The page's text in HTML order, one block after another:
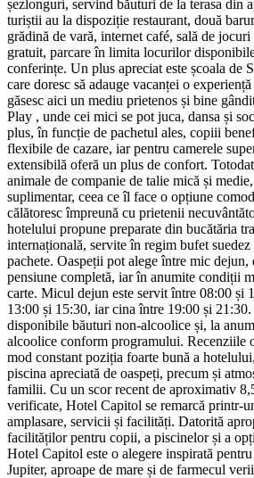
șezlonguri, servind băuturi de la terasa din
turiștii au la dispoziție restaurant, două
grădină de vară, internet café, sală de
gratuit, parcare în limita locurilor
conferințe. Un plus apreciat este școala de
care doresc să adauge vacanței o
găsesc aici un mediu prietenos și bine
Play , unde cei mici se pot juca, dansa și
plus, în funcție de pachetul ales, copiii
flexibile de cazare, iar pentru camerele
extensibilă oferă un plus de confort.
animale de companie de talie mică și
suplimentar, ceea ce îl face o opțiune
călătoresc împreună cu prietenii
hotelului propune preparate din bucătăria
internațională, servite în regim bufet
pachete. Oaspeții pot alege între mic dejun,
pensiune completă, iar în anumite condiții
carte. Micul dejun este servit între 08:00 și
13:00 și 15:30, iar cina între 19:00 și
disponibile băuturi non-alcoolice și, la
alcoolice conform programului. Recenziile
mod constant poziția foarte bună a
piscina apreciată de oaspeți, precum și
familii. Cu un scor recent de aproximativ
verificate, Hotel Capitol se remarcă printr-
amplasare, servicii și facilități. Datorită
facilităților pentru copii, a piscinelor și a
Hotel Capitol este o alegere inspirată
Jupiter, aproape de mare și de farmecul